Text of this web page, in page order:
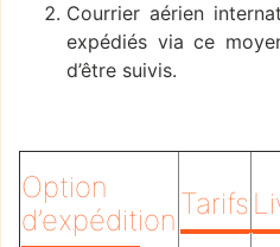
Courrier aérien
expédiés via ce
d’être suivis.
Option
d’expédition Tarifs